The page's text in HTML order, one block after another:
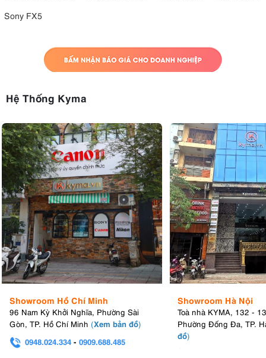
Sony FX5
Hệ Thống Kyma
Showroom Hồ Chí Minh
96 Nam Kỳ Khởi Nghĩa, Phường Sài
Gòn, TP. Hồ Chí Minh (Xem bản đồ)
0948.024.334 - 0909.688.485
Showroom Hà Nội
Toà nhà KYMA, 132 -
Phường Đống Đa, TP.
đồ)